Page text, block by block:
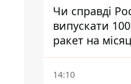
Чи справді
випускати
ракет на
робити
14:10